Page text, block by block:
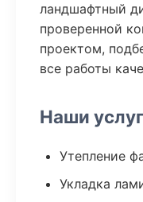
ландшафтный
проверенной
проектом,
все работы
Наши
Утепление
Укладка